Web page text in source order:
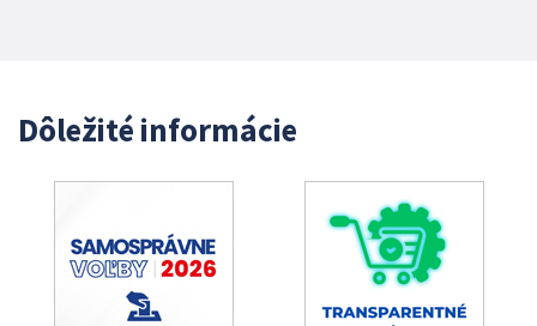
Dôležité informácie